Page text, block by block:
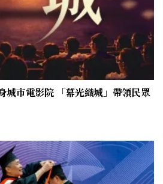
城市電影院 「幕光織城」帶領民眾